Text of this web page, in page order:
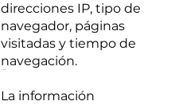
direcciones IP, tipo de
navegador, páginas
visitadas y tiempo de
navegación.
La información